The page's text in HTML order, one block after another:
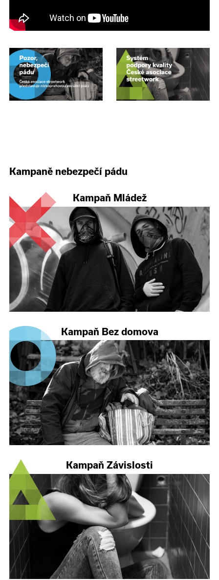
Kampaně nebezpečí pádu
Kampaň Mládež
Kampaň Bez domova
Kampaň Závislosti